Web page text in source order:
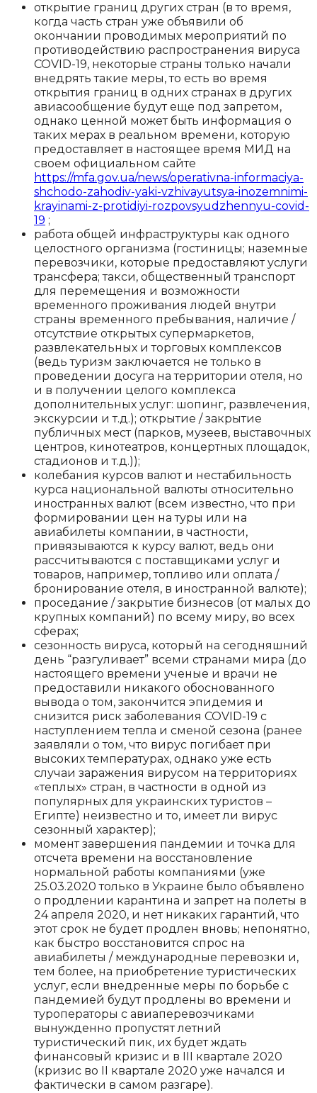
открытие границ других стран (в то время,
когда часть стран уже объявили об
окончании проводимых мероприятий по
противодействию распространения вируса
COVID-19, некоторые страны только начали
внедрять такие меры, то есть во время
открытия границ в одних странах в других
авиасообщение будут еще под запретом,
однако ценной может быть информация о
таких мерах в реальном времени, которую
предоставляет в настоящее время МИД на
своем официальном сайте
https://mfa.gov.ua/news/operativna-informaciya-
shchodo-zahodiv-yaki-vzhivayutsya-inozemnimi-
krayinami-z-protidiyi-rozpovsyudzhennyu-covid-
19 ;
работа общей инфраструктуры как одного
целостного организма (гостиницы; наземные
перевозчики, которые предоставляют услуги
трансфера; такси, общественный транспорт
для перемещения и возможности
временного проживания людей внутри
страны временного пребывания, наличие /
отсутствие открытых супермаркетов,
развлекательных и торговых комплексов
(ведь туризм заключается не только в
проведении досуга на территории отеля, но
и в получении целого комплекса
дополнительных услуг: шопинг, развлечения,
экскурсии и т.д.); открытие / закрытие
публичных мест (парков, музеев, выставочных
центров, кинотеатров, концертных площадок,
стадионов и т.д.));
колебания курсов валют и нестабильность
курса национальной валюты относительно
иностранных валют (всем известно, что при
формировании цен на туры или на
авиабилеты компании, в частности,
привязываются к курсу валют, ведь они
рассчитываются с поставщиками услуг и
товаров, например, топливо или оплата /
бронирование отеля, в иностранной валюте);
проседание / закрытие бизнесов (от малых до
крупных компаний) по всему миру, во всех
сферах;
сезонность вируса, который на сегодняшний
день “разгуливает” всеми странами мира (до
настоящего времени ученые и врачи не
предоставили никакого обоснованного
вывода о том, закончится эпидемия и
снизится риск заболевания COVID-19 с
наступлением тепла и сменой сезона (ранее
заявляли о том, что вирус погибает при
высоких температурах, однако уже есть
случаи заражения вирусом на территориях
«теплых» стран, в частности в одной из
популярных для украинских туристов –
Египте) неизвестно и то, имеет ли вирус
сезонный характер);
момент завершения пандемии и точка для
отсчета времени на восстановление
нормальной работы компаниями (уже
25.03.2020 только в Украине было объявлено
о продлении карантина и запрет на полеты в
24 апреля 2020, и нет никаких гарантий, что
этот срок не будет продлен вновь; непонятно,
как быстро восстановится спрос на
авиабилеты / международные перевозки и,
тем более, на приобретение туристических
услуг, если внедренные меры по борьбе с
пандемией будут продлены во времени и
туроператоры с авиаперевозчиками
вынужденно пропустят летний
туристический пик, их будет ждать
финансовый кризис и в ІІІ квартале 2020
(кризис во ІІ квартале 2020 уже начался и
фактически в самом разгаре).